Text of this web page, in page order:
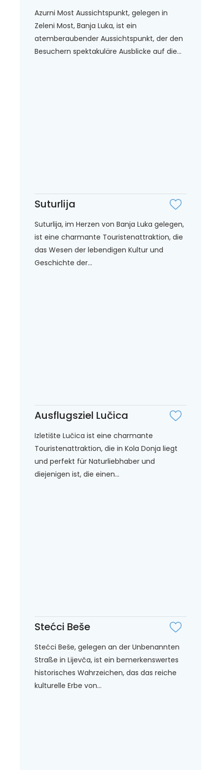
Azurni Most Aussichtspunkt, gelegen in
Zeleni Most, Banja Luka, ist ein
atemberaubender Aussichtspunkt, der den
Besuchern spektakuläre Ausblicke auf die...
Suturlija
Suturlija, im Herzen von Banja Luka gelegen,
ist eine charmante Touristenattraktion, die
das Wesen der lebendigen Kultur und
Geschichte der...
Ausflugsziel Lučica
Izletište Lučica ist eine charmante
Touristenattraktion, die in Kola Donja liegt
und perfekt für Naturliebhaber und
diejenigen ist, die einen...
Stećci Beše
Stećci Beše, gelegen an der Unbenannten
Straße in Lijevča, ist ein bemerkenswertes
historisches Wahrzeichen, das das reiche
kulturelle Erbe von...